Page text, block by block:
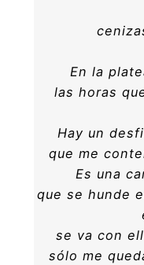
En la
las horas
Hay un
que me
Es una
que se hunde
se va con
sólo me